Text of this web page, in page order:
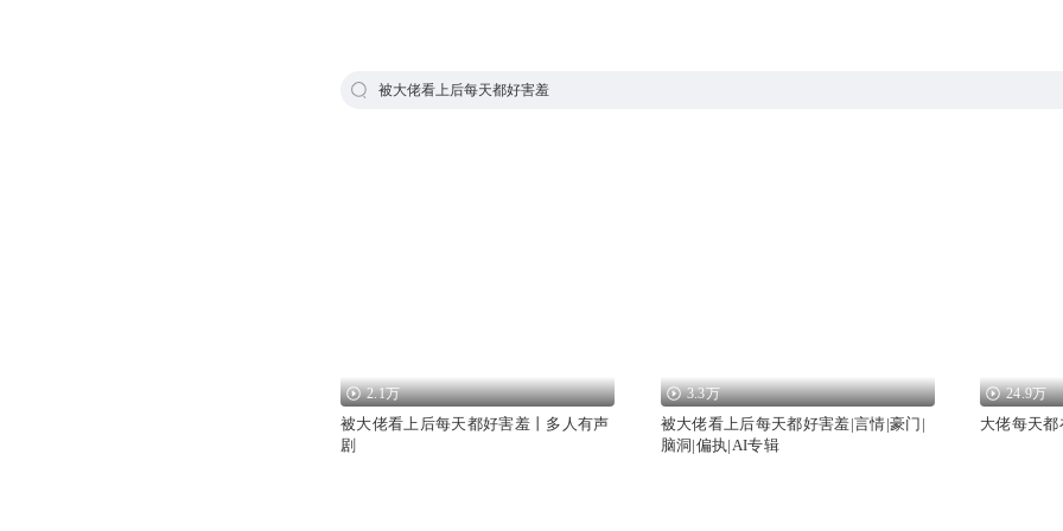
被大佬看上后每天都好害羞
2.1万
被大佬看上后每天都好害羞丨多人有声
剧
3.3万
被大佬看上后每天都好害羞|言情|豪门|
脑洞|偏执|AI专辑
24.9万
大佬每天都